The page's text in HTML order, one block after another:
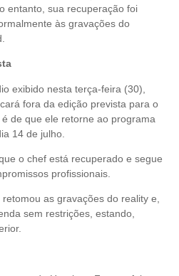
entanto, sua recuperação foi
às gravações do
exibido nesta terça-feira (30),
fora da edição prevista para o
de que ele retorne ao programa
14 de julho.
o chef está recuperado e segue
profissionais.
as gravações do reality e,
sem restrições, estando,